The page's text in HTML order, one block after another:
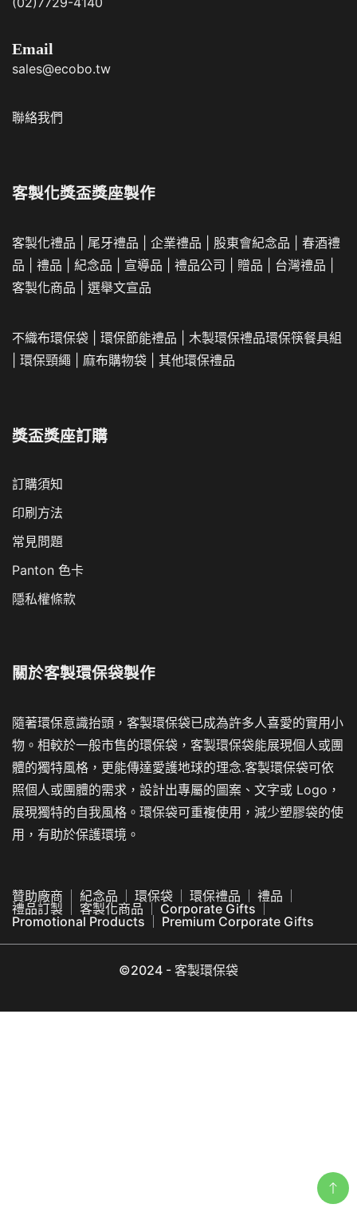
Email
sales@ecobo.tw
聯絡我們
客製化獎盃獎座製作
客製化禮品 尾牙禮品 企業禮品 股東會紀念品
春酒禮
品
禮品 紀念品 宣導品 禮品公司 贈品 台灣禮品
客製化商品
選舉文宣品
不織布環保袋 環保節能禮品 木製環保禮品環保筷餐具組
環保頸繩 麻布購物袋 其他環保禮品
獎盃獎座訂購
訂購須知
印刷方法
常見問題
Panton 色卡
隱私權條款
關於客製環保袋製作
隨著環保意識抬頭，客製環保袋已成為許多人喜愛的實用小
物。相較於一般市售的環保袋，客製環保袋能展現個人或團
體的獨特風格，更能傳達愛護地球的理念.客製環保袋可依
照個人或團體的需求，設計出專屬的圖案、文字或 Logo，
展現獨特的自我風格。環保袋可重複使用，減少塑膠袋的使
用，有助於保護環境。
贊助廠商 紀念品 環保袋 環保禮品
禮品
禮品訂製
客製化商品
Corporate Gifts
Promotional Products
Premium Corporate Gifts
©2024 - 客製環保袋